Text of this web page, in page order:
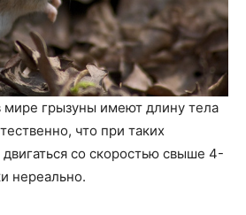
грызуны имеют длину тела
что при таких
со скоростью свыше 4-
нереально.